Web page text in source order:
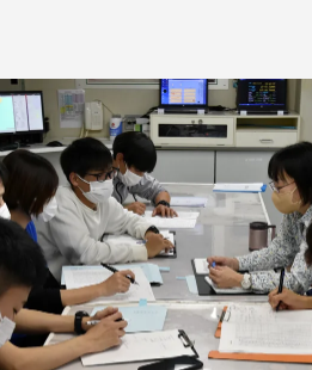
プライ
免責事項
お問い
情報の